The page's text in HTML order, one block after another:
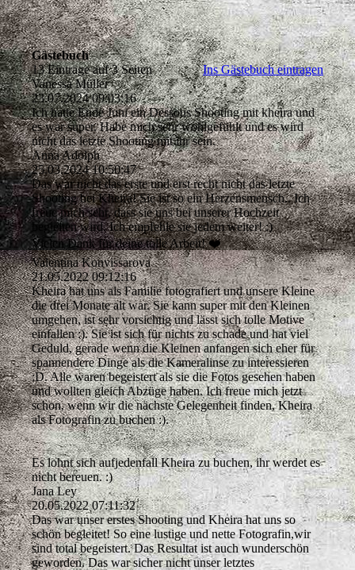
Gästebuch
13 Einträge auf 3 Seiten
Ins Gästebuch eintragen
Vanessa Müller
23.07.2024 09:03:16
Ich hatte Ende Juni ein Dessous Shooting mit kheira und
es war super. Habe mich sehr wohlgefühlt und es wird
nicht das letzte Shooting mit ihr sein.
Anna Adolph
25.03.2024 10:50:47
Das war nicht das erste und erst recht nicht das letzte
Shooting bei Kheira! Sie ist so ein Herzensmensch.. Ich
freue mich sehr, dass sie uns bei unserer Hochzeit
begleiten wird. Ich empfehle sie jedem weiter! :)
Vielen Dank für deine tolle Arbeit! ❤️
Valentina Konvissarova
21.05.2022 09:12:16
Kheira hat uns als Familie fotografiert und unsere Kleine
die drei Monate alt war. Sie kann super mit den Kleinen
umgehen, ist sehr vorsichtig und lässt sich tolle Motive
einfallen :). Sie ist sich für nichts zu schade und hat viel
Geduld, gerade wenn die Kleinen anfangen sich eher für
spannendere Dinge als die Kameralinse zu interessieren
:D. Alle waren begeistert als sie die Fotos gesehen haben
und wollten gleich Abzüge haben. Ich freue mich jetzt
schon, wenn wir die nächste Gelegenheit finden, Kheira
als Fotografin zu buchen :).
Es lohnt sich aufjedenfall Kheira zu buchen, ihr werdet es
nicht bereuen. :)
Jana Ley
20.05.2022 07:11:32
Das war unser erstes Shooting und Kheira hat uns so
schön begleitet! So eine lustige und nette Fotografin,wir
sind total begeistert. Das Resultat ist auch wunderschön
geworden. Das war sicher nicht unser letztes